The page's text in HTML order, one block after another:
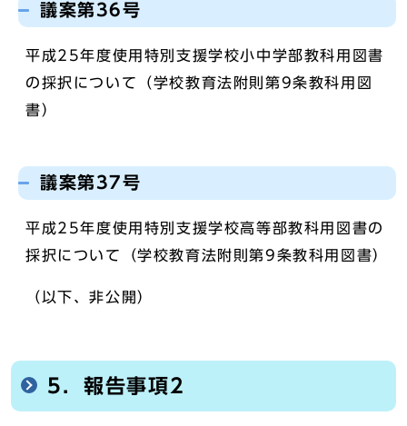
議案第36号
平成25年度使用特別支援学校小中学部教科用図書
の採択について（学校教育法附則第9条教科用図
書）
議案第37号
平成25年度使用特別支援学校高等部教科用図書の
採択について（学校教育法附則第9条教科用図書）
（以下、非公開）
5．報告事項2